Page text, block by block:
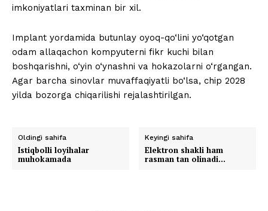
imkoniyatlari taxminan bir xil.
Implant yordamida butunlay oyoq-qo‘lini yo‘qotgan
odam allaqachon kompyuterni fikr kuchi bilan
boshqarishni, o‘yin o‘ynashni va hokazolarni o‘rgangan.
Agar barcha sinovlar muvaffaqiyatli bo‘lsa, chip 2028
yilda bozorga chiqarilishi rejalashtirilgan.
Oldingi sahifa
Istiqbolli loyihalar
muhokamada
Keyingi sahifa
Elektron shakli ham
rasman tan olinadi…